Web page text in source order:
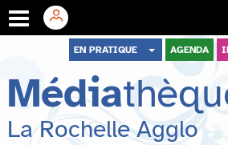
menu
contenu
recherche
EN PRATIQUE AGENDA
Média
La Rochelle Agglo